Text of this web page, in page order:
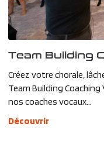
Team Building
Créez votre chorale,
Team Building
nos coaches vocaux...
Découvrir